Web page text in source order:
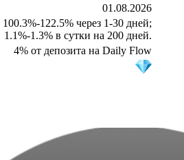
01.08.2026
100.3%-122.5% через 1-30 дней;
1.1%-1.3% в сутки на 200 дней.
4% от депозита на Daily Flow